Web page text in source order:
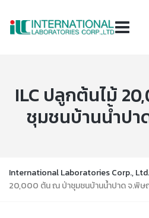
ILC ปลูกต้นไม้
ชุมชนบ้านน้ำป
International Laboratories Corp., Ltd.
20,000 ต้น ณ ป่าชุมชนบ้านน้ำปาด จ.พิ